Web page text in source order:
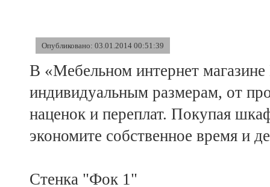
Опубликовано: 03.01.2014 00:51:39
В «Мебельном интернет
индивидуальным размерам, от
наценок и переплат. Покупая
экономите собственное время и
Стенка "Фок 1"